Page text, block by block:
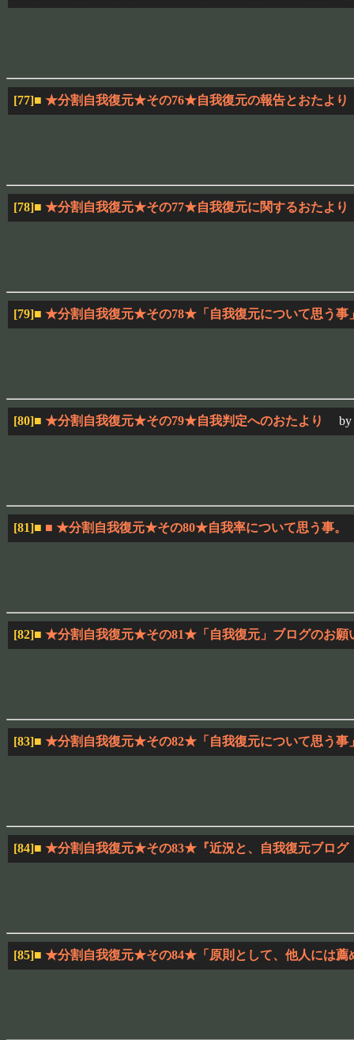
[77]■ ★分割自我復元★その76★自我復元の報告とおたより
[78]■ ★分割自我復元★その77★自我復元に関するおたより
[79]■ ★分割自我復元★その78★「自我復元について思う事
[80]■ ★分割自我復元★その79★自我判定へのおたより by
[81]■ ■ ★分割自我復元★その80★自我率について思う事。
[82]■ ★分割自我復元★その81★「自我復元」ブログのお願
[83]■ ★分割自我復元★その82★「自我復元について思う事
[84]■ ★分割自我復元★その83★『近況と、自我復元ブログ
[85]■ ★分割自我復元★その84★「原則として、他人には薦